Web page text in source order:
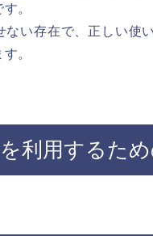
。
い存在で、正しい使
。
利用するた